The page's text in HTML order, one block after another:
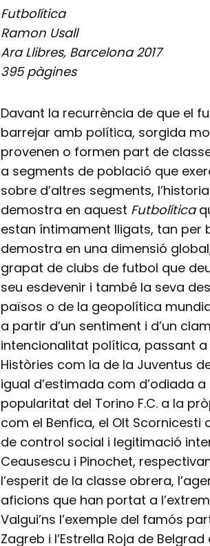
Futbolítica
Ramon Usall
Ara Llibres, Barcelona 2017
395 pàgines
Davant la recurrència de que el
barrejar amb política, sorgida
provenen o formen part de
a segments de població que
sobre d’altres segments,
demostra en aquest Futbolítica
estan íntimament lligats, tan per
demostra en una dimensió
grapat de clubs de futbol que
seu esdevenir i també la seva
països o de la geopolítica
a partir d’un sentiment i d’un
intencionalitat política, passant
Històries com la de la Juventus
igual d’estimada com d’odiada
popularitat del Torino F.C. a la
com el Benfica, el Olt
de control social i legitimació
Ceausescu i Pinochet,
l’esperit de la classe obrera,
aficions que han portat a
Valgui’ns l’exemple del famós
Zagreb i l’Estrella Roja de